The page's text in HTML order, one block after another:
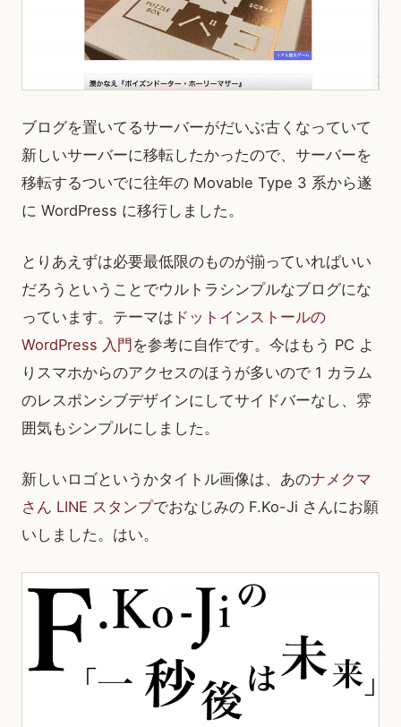
ブログを置いてるサーバーがだいぶ古くなっていて
新しいサーバーに移転したかったので、サーバーを
移転するついでに往年の Movable Type 3 系から遂
に WordPress に移行しました。
とりあえずは必要最低限のものが揃っていればいい
だろうということでウルトラシンプルなブログにな
っています。テーマは ドットインストールの
WordPress 入門を参考に自作です。今はもう PC よ
りスマホからのアクセスのほうが多いので 1 カラム
のレスポンシブデザインにしてサイドバーなし、雰
囲気もシンプルにしました。
新しいロゴというかタイトル画像は、あのナメクマ
さん LINE スタンプでおなじみの F.Ko-Ji さんにお願
いしました。はい。